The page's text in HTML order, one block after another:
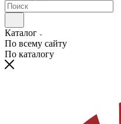
Каталог
По всему сайту
По каталогу